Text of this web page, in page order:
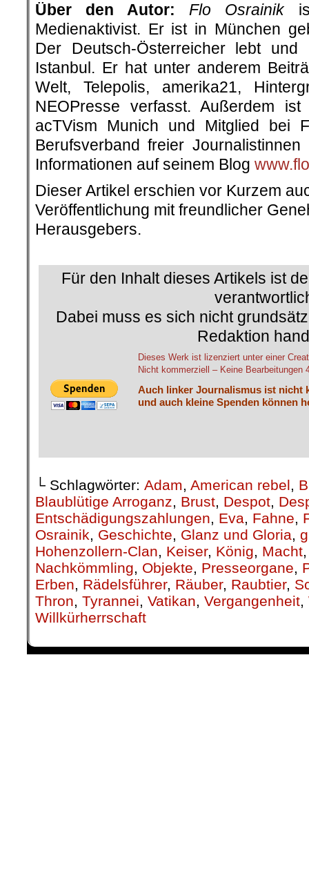
Über den Autor:
Flo Osrainikist
Medienaktivist. Er ist in München
Der Deutsch-Österreicher lebt
Istanbul. Er hat unter anderem
Welt, Telepolis, amerika21,
NEOPresse verfasst. Außerdem
acTVism Munich und Mitglied bei
Berufsverband freier
Informationen auf seinem Blog
Dieser Artikel erschien vor Kurzem
Veröffentlichung mit freundlicher
Herausgebers.
Für den Inhalt dieses Artikels ist
Dabei muss es sich nicht
Redaktion
Dieses Werk ist lizenziert unter einer
Nicht kommerziell – Keine Bearbeitungen
Auch linker Journalismus ist nicht
und auch kleine Spenden können
└ Schlagwörter:Adam,American rebel,
Blaublütige Arroganz,Brust ,Despot,
Entschädigungszahlungen,Eva,Fahne,
Osrainik,Geschichte ,Glanz und Gloria ,
Hohenzollern-Clan,Keiser,König,Macht
Nachkömmling,Objekte
Thron,Tyrannei,Vatikan,Vergangenheit,